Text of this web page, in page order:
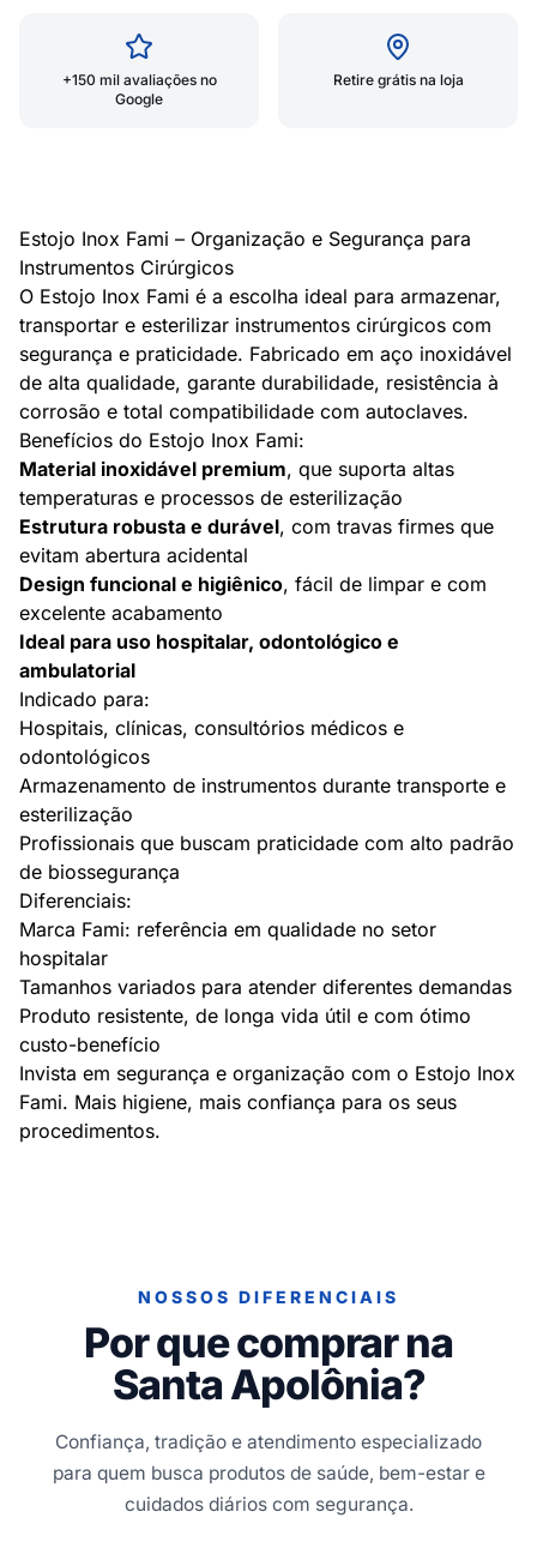
+150 mil avaliações no
Google
Retire grátis na loja
Estojo Inox Fami – Organização e Segurança para
Instrumentos Cirúrgicos
O Estojo Inox Fami é a escolha ideal para armazenar,
transportar e esterilizar instrumentos cirúrgicos com
segurança e praticidade. Fabricado em aço inoxidável
de alta qualidade, garante durabilidade, resistência à
corrosão e total compatibilidade com autoclaves.
Benefícios do Estojo Inox Fami:
Material inoxidável premium, que suporta altas
temperaturas e processos de esterilização
Estrutura robusta e durável, com travas firmes que
evitam abertura acidental
Design funcional e higiênico, fácil de limpar e com
excelente acabamento
Ideal para uso hospitalar, odontológico e
ambulatorial
Indicado para:
Hospitais, clínicas, consultórios médicos e
odontológicos
Armazenamento de instrumentos durante transporte e
esterilização
Profissionais que buscam praticidade com alto padrão
de biossegurança
Diferenciais:
Marca Fami: referência em qualidade no setor
hospitalar
Tamanhos variados para atender diferentes demandas
Produto resistente, de longa vida útil e com ótimo
custo-benefício
Invista em segurança e organização com o Estojo Inox
Fami. Mais higiene, mais confiança para os seus
procedimentos.
NOSSOS DIFERENCIAIS
Por que comprar na
Santa Apolônia?
Confiança, tradição e atendimento especializado
para quem busca produtos de saúde, bem-estar e
cuidados diários com segurança.